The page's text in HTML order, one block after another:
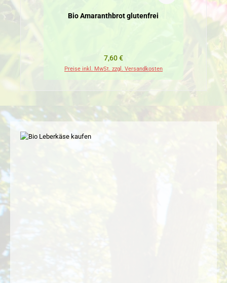
Bio Amaranthbrot glutenfrei
Regulärer Preis:
7,60 €
Preise inkl. MwSt. zzgl. Versandkosten